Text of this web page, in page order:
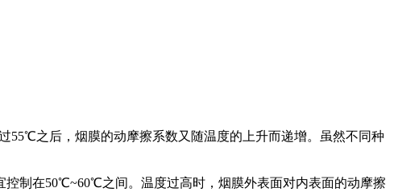
55℃之后，烟膜的动摩擦系数又随温度的上升而递增。虽然不同种
控制在50℃~60℃之间。温度过高时，烟膜外表面对内表面的动摩擦